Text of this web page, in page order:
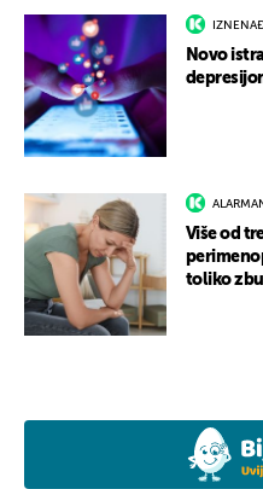
Novo
Više od
toliko